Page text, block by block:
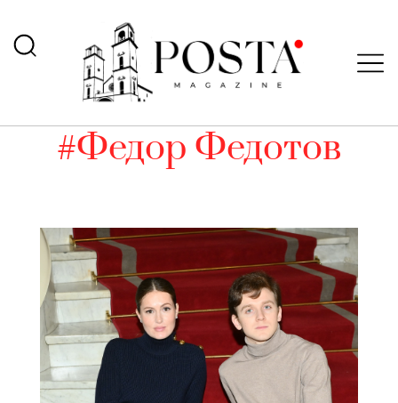
#Федор Федотов